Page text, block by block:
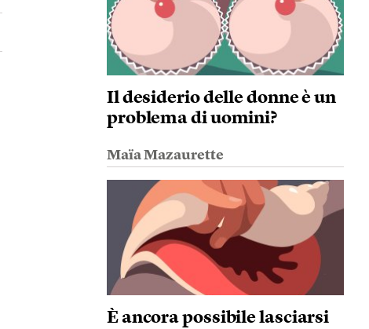
Il desiderio delle donne è un
problema di uomini?
Maïa Mazaurette
È ancora possibile lasciarsi